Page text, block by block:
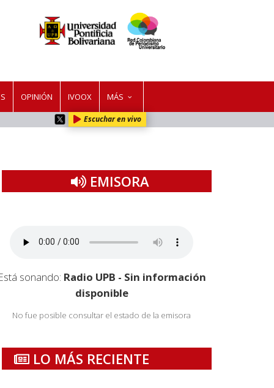
OPINIÓN IVOOX MÁS
Escuchar en vivo
EMISORA
sonando: Radio UPB - Sin información
disponible
No fue posible consultar el estado de la emisora
LO MÁS RECIENTE